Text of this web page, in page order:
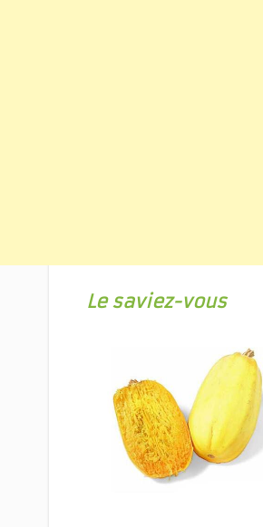
Le saviez-vous
courges spaghetti